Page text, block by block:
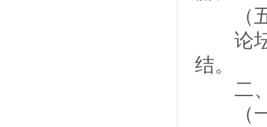
（五
论坛
结。
二、
（一